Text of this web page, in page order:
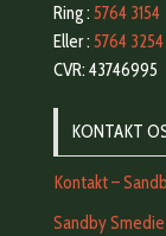
Ring : 5764 3154
Eller : 5764 3254
CVR: 43746995
KONTAKT
Kontakt –
Sandby